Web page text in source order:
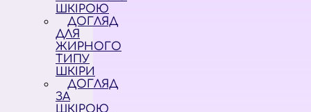
ШКІРОЮ
ДОГЛЯД
ДЛЯ
ЖИРНОГО
ТИПУ
ШКІРИ
ДОГЛЯД
ЗА